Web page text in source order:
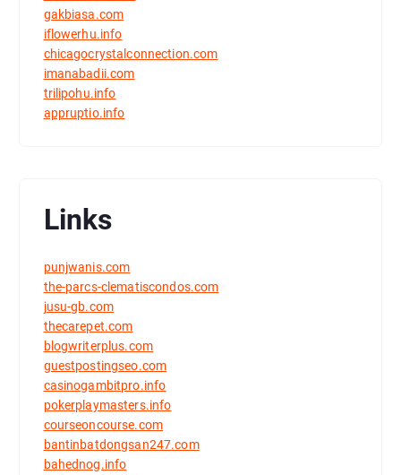
gakbiasa.com
iflowerhu.info
chicagocrystalconnection.com
imanabadii.com
trilipohu.info
appruptio.info
Links
punjwanis.com
the-parcs-clematiscondos.com
jusu-gb.com
thecarepet.com
blogwriterplus.com
guestpostingseo.com
casinogambitpro.info
pokerplaymasters.info
courseoncourse.com
bantinbatdongsan247.com
bahednog.info